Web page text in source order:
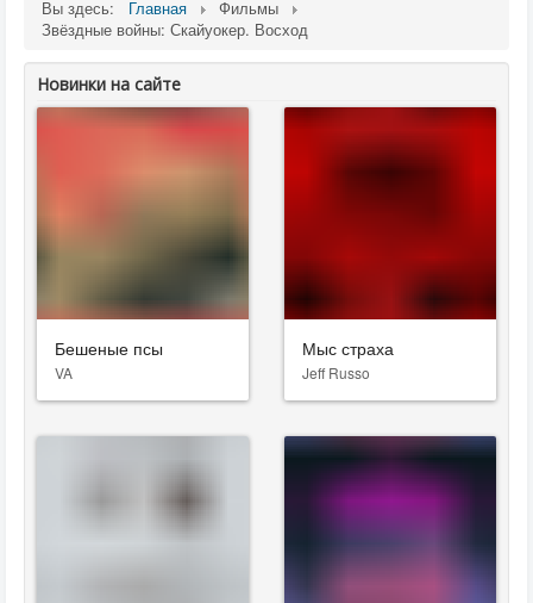
Вы здесь: Главная
Фильмы
Звёздные войны: Скайуокер. Восход
Новинки на сайте
Бешеные псы
VA
Мыс страха
Jeff Russo